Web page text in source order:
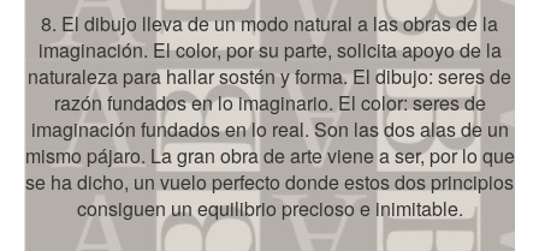
8. El dibujo lleva de un modo natural a las obras de la
imaginación. El color, por su parte, solicita apoyo de la
naturaleza para hallar sostén y forma. El dibujo: seres de
razón fundados en lo imaginario. El color: seres de
imaginación fundados en lo real. Son las dos alas de un
mismo pájaro. La gran obra de arte viene a ser, por lo que
se ha dicho, un vuelo perfecto donde estos dos principios
consiguen un equilibrio precioso e inimitable.